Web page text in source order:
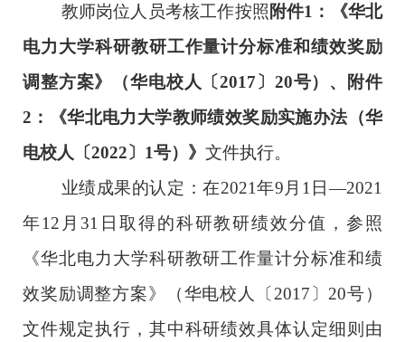
教师岗位 人员考核工作按照 附件1 ：
《华北
电力大学科研教研工作量计分标准和绩效奖励
调整方案》（华电校人〔2017〕20号） 、附件
2 ： 《华北电力大学教师绩效奖励实施办法 （华
电校人 〔2022〕 1号） 》 文件执行。
业绩成果的认定：在2021年9 月 1 日—2021
年12 月 31 日 取得的科研教研绩效分值，参照
《华北电力大学科研教研工作量计分标准和绩
效奖励调整方案》（华电校人〔2017〕20号）
文件规定执行，其中科研绩效具体认定细则由